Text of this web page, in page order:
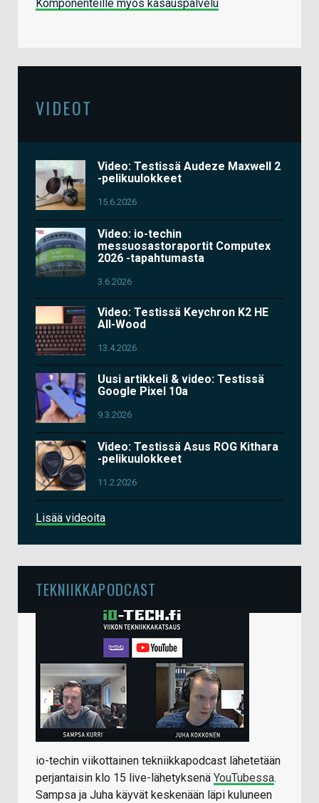
Komponenteille myös kasauspalvelu
VIDEOT
Video: Testissä Audeze Maxwell 2
-pelikuulokkeet
15.6.2026
Video: io-techin
messuosastoraportit Computex
2026 -tapahtumasta
3.6.2026
Video: Testissä Keychron K2 HE
All-Wood
13.4.2026
Uusi artikkeli & video: Testissä
Google Pixel 10a
9.3.2026
Video: Testissä Asus ROG Kithara
-pelikuulokkeet
11.2.2026
Lisää videoita
TEKNIIKKAPODCAST
io-techin viikottainen tekniikkapodcast lähetetään
perjantaisin klo 15 live-lähetyksenä YouTubessa.
Sampsa ja Juha käyvät keskenään läpi kuluneen